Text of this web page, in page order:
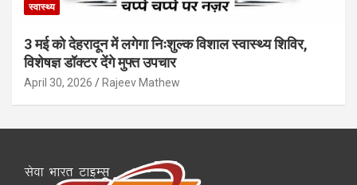
स्वास्थ्य
3 मई को देहरादून में लगेगा निःशुल्क विशाल स्वास्थ्य शिविर,
विशेषज्ञ डॉक्टर देंगे मुफ्त उपचार
April 30, 2026 Rajeev Mathew